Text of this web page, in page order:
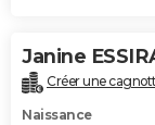
Janine
Créer une
Naissance